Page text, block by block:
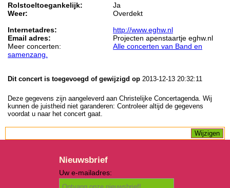
Rolstoeltoegankelijk:
Ja
Weer:
Overdekt
Internetadres:
http://www.eghw.nl
Email adres:
Projecten apenstaartje eghw.nl
Meer concerten:
Alle concerten van Band en
samenzang.
Dit concert is toegevoegd of gewijzigd op 2013-12-13 20:32:11
Deze gegevens zijn aangeleverd aan Christelijke Concertagenda. Wij
kunnen de juistheid niet garanderen: Controleer altijd de gegevens
voordat u naar het concert gaat.
Nieuwsbrief
Uw e-mailadres: